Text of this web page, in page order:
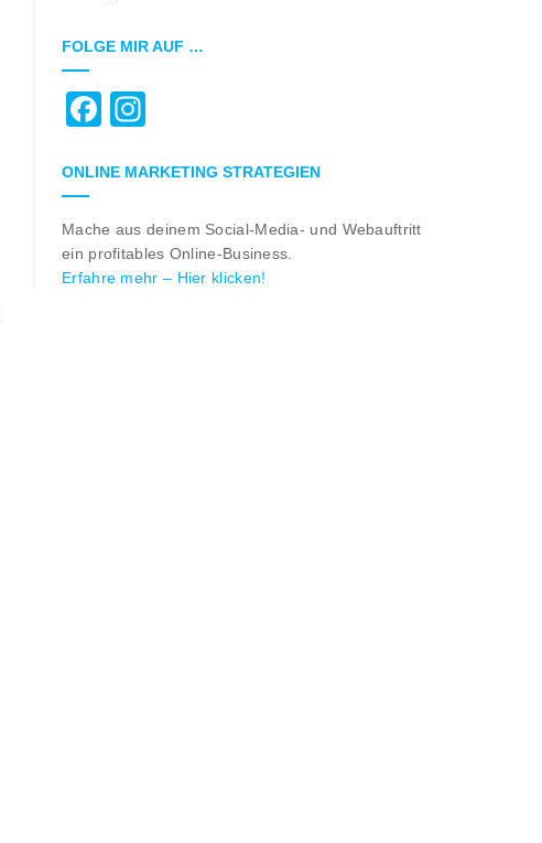
FOLGE MIR AUF …
Facebook
ONLINE MARKETING STRATEGIEN
Mache aus deinem Social-Media- und Webauftritt
ein profitables Online-Business.
Erfahre mehr – Hier klicken!